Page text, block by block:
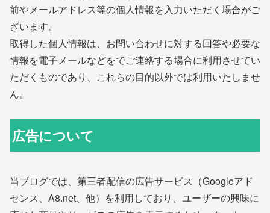
前やメールアドレス等の個人情報を入力いただく場合がご
ざいます。
取得した個人情報は、お問い合わせに対する回答や必要な
情報を電子メールなどをでご連絡する場合に利用させてい
ただくものであり、これらの目的以外では利用いたしませ
ん。
広告について
当ブログでは、第三者配信の広告サービス（Googleアド
センス、A8.net、他）を利用しており、ユーザーの興味に